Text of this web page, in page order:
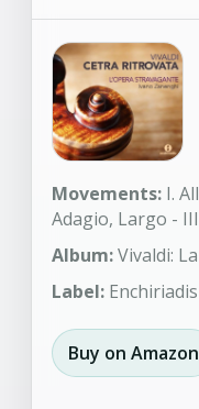
Movements: I.
Adagio, Largo -
Album:Vivaldi:
Label: Enchiriadis
Buy on Amazon